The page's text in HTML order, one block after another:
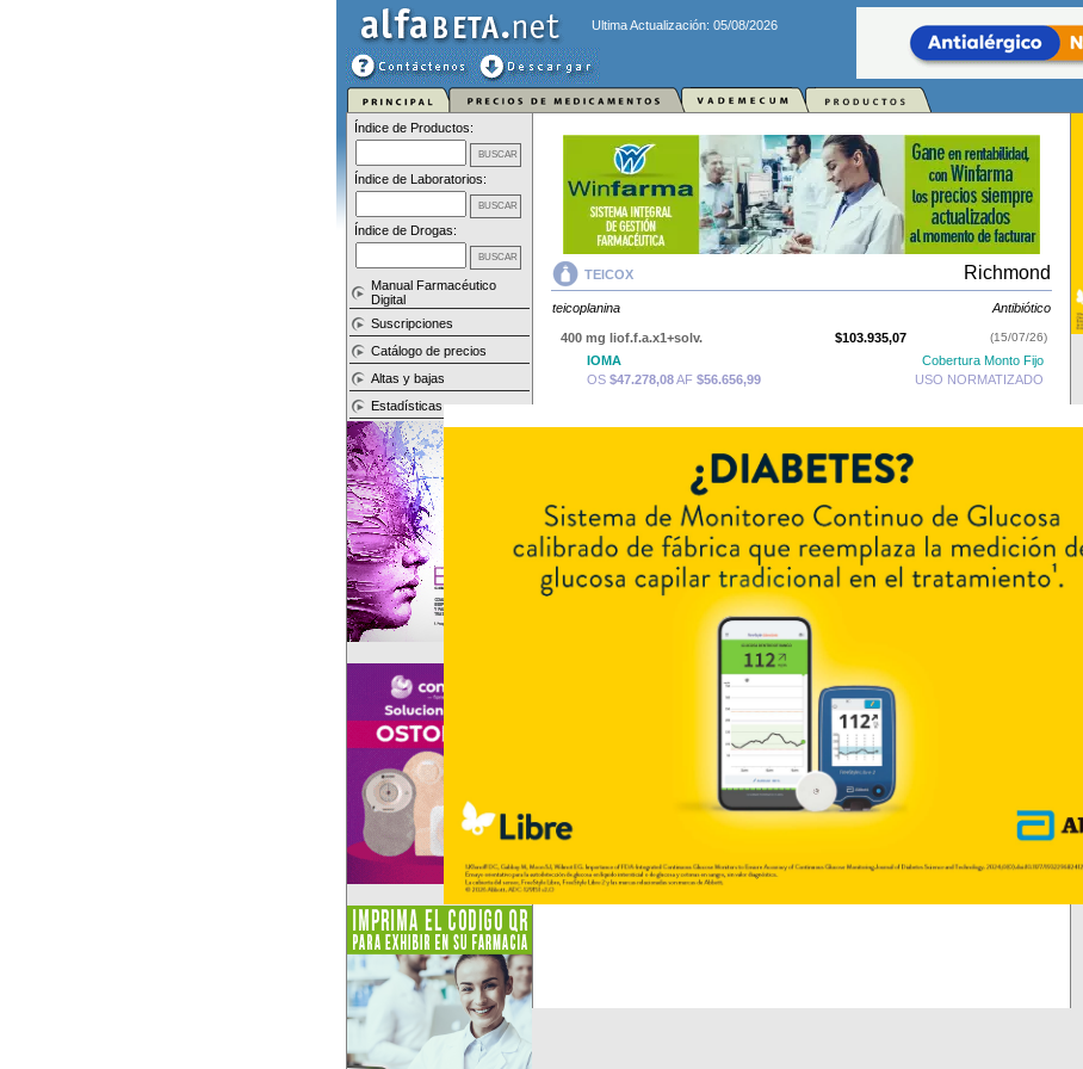
Ultima Actualización: 05/08/2026
Índice de Productos:
Índice de Laboratorios:
Índice de Drogas:
Manual Farmacéutico
Digital
Suscripciones
Catálogo de precios
Altas y bajas
Estadísticas
TEICOX Richmond
teicoplanina Antibiótico
400 mg liof.f.a.x1+solv. $103.935,07 (15/07/26)
IOMA
Cobertura Monto Fijo
OS $47.278,08AF $56.656,99 USO NORMATIZADO
teicoplaninay se indica comoAntibiótico
Richmondy cuenta con 1 presentación disponible.
Explorar más
Otros productos conteicoplanina
Otros productos de